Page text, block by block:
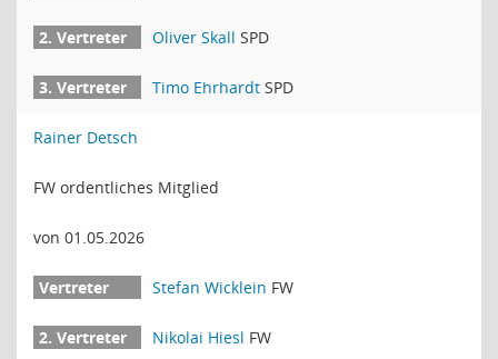
Oliver Skall SPD
Timo Ehrhardt SPD
Rainer Detsch
FW ordentliches Mitglied
von 01.05.2026
Stefan Wicklein FW
Nikolai Hiesl FW